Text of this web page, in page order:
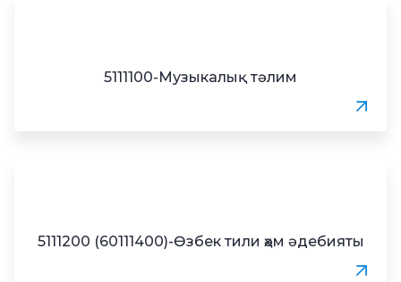
5111100-Музыкалық тәлим
5111200 (60111400)-Өзбек тили ҳәм әдебияты